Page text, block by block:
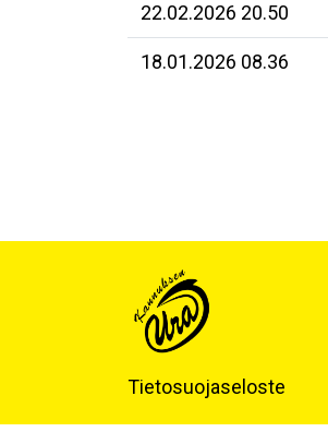
22.02.2026 20.50
18.01.2026 08.36
Tietosuojaseloste